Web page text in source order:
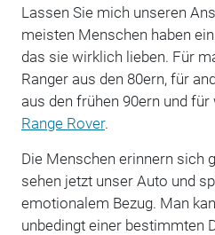
Lassen Sie mich unseren
meisten Menschen haben
das sie wirklich lieben. Für
Ranger aus den 80ern, für
aus den frühen 90ern und
Range Rover.
Die Menschen erinnern sich
sehen jetzt unser Auto und
emotionalem Bezug. Man
unbedingt einer bestimmten